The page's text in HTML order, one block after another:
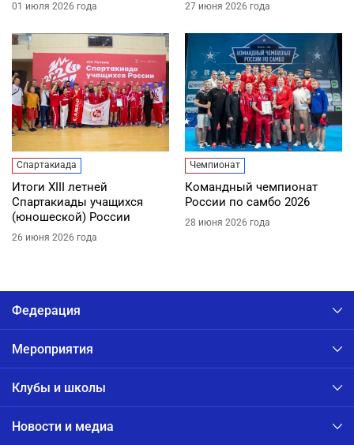
01 июля 2026 года 27 июня 2026 года
Спартакиада
Итоги XIII летней
Спартакиады учащихся
(юношеской) России
26 июня 2026 года
Чемпионат
Командный чемпионат
России по самбо 2026
28 июня 2026 года
Федерация
Мероприятия
Клубы и школы
Новости и медиа